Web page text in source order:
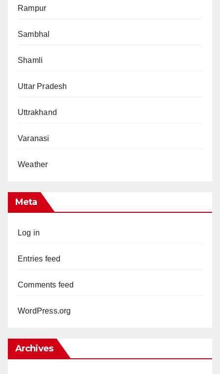
Rampur
Sambhal
Shamli
Uttar Pradesh
Uttrakhand
Varanasi
Weather
Meta
Log in
Entries feed
Comments feed
WordPress.org
Archives